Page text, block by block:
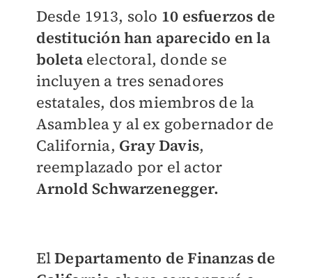
Desde 1913, solo 10 esfuerzos de
destitución han aparecido en la
boleta electoral, donde se
incluyen a tres senadores
estatales, dos miembros de la
Asamblea y al ex gobernador de
California, Gray Davis,
reemplazado por el actor
Arnold Schwarzenegger.
ElDepartamento de Finanzas de